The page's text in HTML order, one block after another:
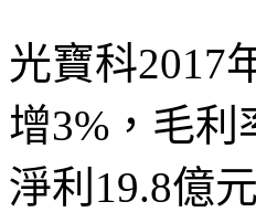
光寶科2017
增3%，毛利
淨利19.8億